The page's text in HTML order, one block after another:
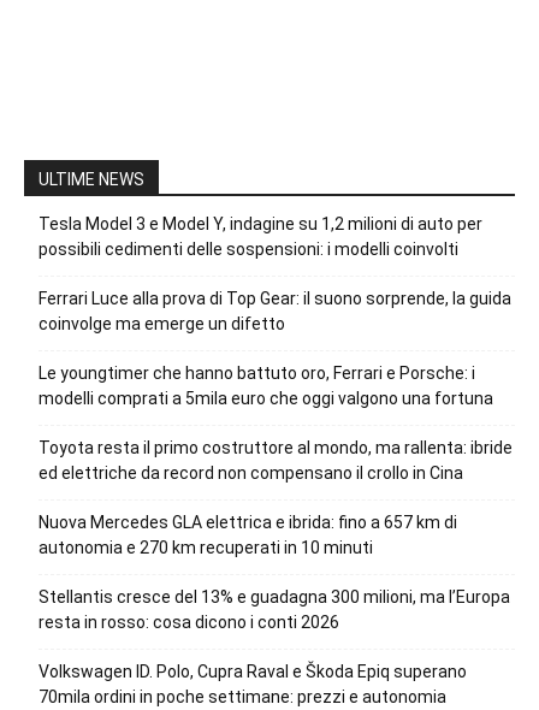
ULTIME NEWS
Tesla Model 3 e Model Y, indagine su 1,2 milioni di auto per
possibili cedimenti delle sospensioni: i modelli coinvolti
Ferrari Luce alla prova di Top Gear: il suono sorprende, la guida
coinvolge ma emerge un difetto
Le youngtimer che hanno battuto oro, Ferrari e Porsche: i
modelli comprati a 5mila euro che oggi valgono una fortuna
Toyota resta il primo costruttore al mondo, ma rallenta: ibride
ed elettriche da record non compensano il crollo in Cina
Nuova Mercedes GLA elettrica e ibrida: fino a 657 km di
autonomia e 270 km recuperati in 10 minuti
Stellantis cresce del 13% e guadagna 300 milioni, ma l’Europa
resta in rosso: cosa dicono i conti 2026
Volkswagen ID. Polo, Cupra Raval e Škoda Epiq superano
70mila ordini in poche settimane: prezzi e autonomia